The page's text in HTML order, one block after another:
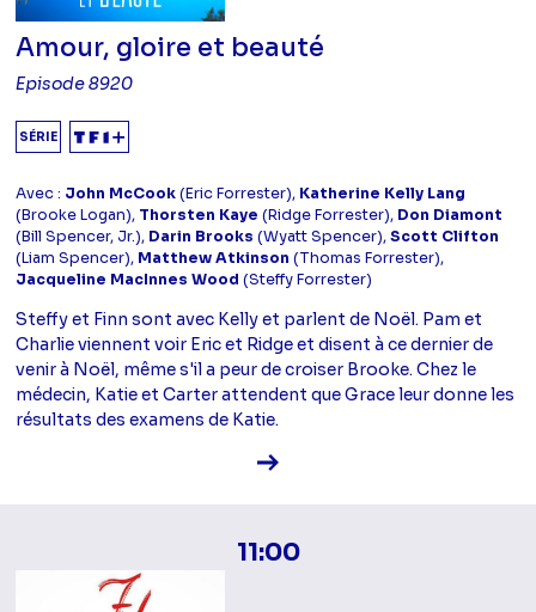
Amour, gloire et beauté
Episode 8920
SÉRIE
Avec : John McCook(Eric Forrester), Katherine Kelly Lang
(Brooke Logan), Thorsten Kaye (Ridge Forrester), Don Diamont
(Bill Spencer, Jr.), Darin Brooks (Wyatt Spencer),Scott Clifton
(Liam Spencer), Matthew Atkinson (Thomas Forrester),
Jacqueline MacInnes Wood (Steffy Forrester)
Steffy et Finn sont avec Kelly et parlent de Noël. Pam et
Charlie viennent voir Eric et Ridge et disent à ce dernier de
venir à Noël, même s'il a peur de croiser Brooke. Chez le
médecin, Katie et Carter attendent que Grace leur donne les
résultats des examens de Katie.
Voir la fiche diffusion
11:00